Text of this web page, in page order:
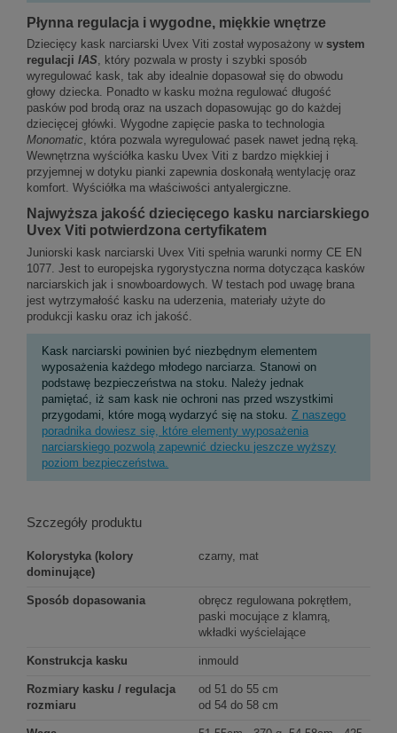
Płynna regulacja i wygodne, miękkie wnętrze
Dziecięcy kask narciarski Uvex Viti został wyposażony w system
regulacji IAS, który pozwala w prosty i szybki sposób
wyregulować kask, tak aby idealnie dopasował się do obwodu
głowy dziecka. Ponadto w kasku można regulować długość
pasków pod brodą oraz na uszach dopasowując go do każdej
dziecięcej główki. Wygodne zapięcie paska to technologia
Monomatic, która pozwala wyregulować pasek nawet jedną ręką.
Wewnętrzna wyściółka kasku Uvex Viti z bardzo miękkiej i
przyjemnej w dotyku pianki zapewnia doskonałą wentylację oraz
komfort. Wyściółka ma właściwości antyalergiczne.
Najwyższa jakość dziecięcego kasku narciarskiego
Uvex Viti potwierdzona certyfikatem
Juniorski kask narciarski Uvex Viti spełnia warunki normy CE EN
1077. Jest to europejska rygorystyczna norma dotycząca kasków
narciarskich jak i snowboardowych. W testach pod uwagę brana
jest wytrzymałość kasku na uderzenia, materiały użyte do
produkcji kasku oraz ich jakość.
Kask narciarski powinien być niezbędnym elementem
wyposażenia każdego młodego narciarza. Stanowi on
podstawę bezpieczeństwa na stoku. Należy jednak
pamiętać, iż sam kask nie ochroni nas przed wszystkimi
przygodami, które mogą wydarzyć się na stoku.Z naszego
poradnika dowiesz się, które elementy wyposażenia
narciarskiego pozwolą zapewnić dziecku jeszcze wyższy
poziom bezpieczeństwa.
Szczegóły produktu
Kolorystyka (kolory
dominujące)
czarny, mat
Sposób dopasowania
obręcz regulowana pokrętłem,
paski mocujące z klamrą,
wkładki wyścielające
Konstrukcja kasku inmould
Rozmiary kasku / regulacja
rozmiaru
od 51 do 55 cm
od 54 do 58 cm